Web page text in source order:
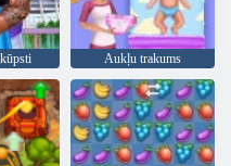
Aukļu trakums